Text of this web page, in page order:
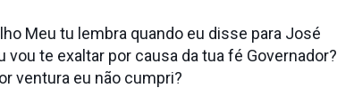
Meu tu lembra quando eu disse para José
vou te exaltar por causa da tua fé Governador?
ventura eu não cumpri?